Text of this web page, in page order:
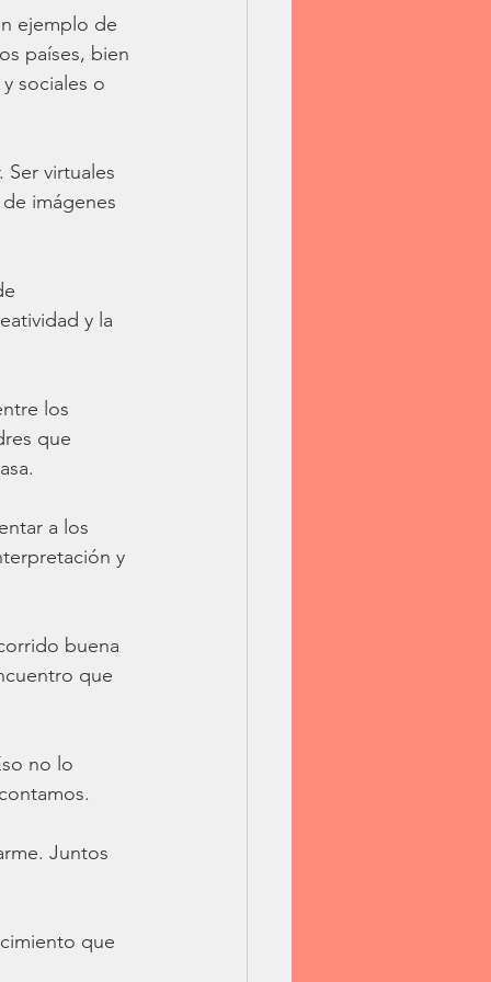
ejemplo de
países, bien
sociales o
virtuales
imágenes
y la
los
que
a los
y
buena
que
no lo
Juntos
que